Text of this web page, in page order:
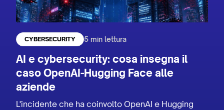
CYBERSECURITY 5 min lettura
AI e cybersecurity: cosa insegna il
caso OpenAI-Hugging Face alle
aziende
L'incidente che ha coinvolto OpenAI e Hugging